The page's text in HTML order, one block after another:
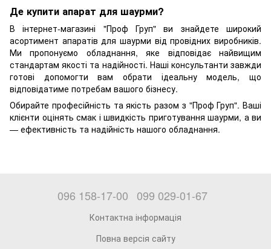
Де купити апарат для шаурми?
В інтернет-магазині "Проф Груп" ви знайдете широкий
асортимент апаратів для шаурми від провідних виробників.
Ми пропонуємо обладнання, яке відповідає найвищим
стандартам якості та надійності. Наші консультанти завжди
готові допомогти вам обрати ідеальну модель, що
відповідатиме потребам вашого бізнесу.
Обирайте професійність та якість разом з "Проф Груп". Ваші
клієнти оцінять смак і швидкість приготування шаурми, а ви
— ефективність та надійність нашого обладнання.
096 158-17-00 099 029-01-67
Контактна інформація
Повна версія сайту